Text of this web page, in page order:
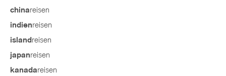
chinareisen
indienreisen
island reisen
japanreisen
kanadareisen